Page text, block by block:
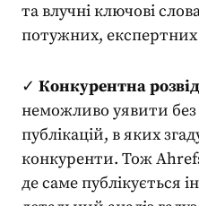
та влучні ключові
потужних, експертних
✓ Конкурентна
неможливо уявити
публікацій, в яких
конкуренти. Тож
де саме публікується